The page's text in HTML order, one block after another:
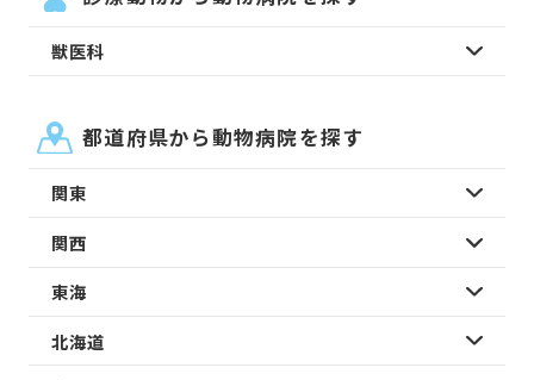
獣医科
都道府県から動物病院を探す
関東
関西
東海
北海道